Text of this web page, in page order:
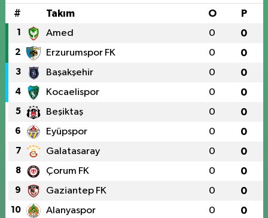
# Takım O P
1 Amed 0 0
2 Erzurumspor FK 0 0
3 Başakşehir 0 0
4 Kocaelispor 0 0
5 Beşiktaş 0 0
6 Eyüpspor 0 0
7 Galatasaray 0 0
8 Çorum FK 0 0
9 Gaziantep FK 0 0
10 Alanyaspor 0 0